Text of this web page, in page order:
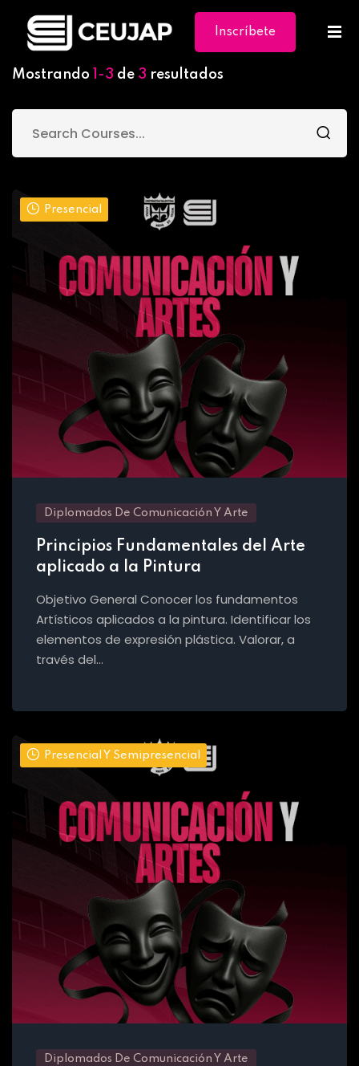
Inscríbete
Mostrando 1-3 de 3 resultados
Presencial
Diplomados De Comunicación Y Arte
Principios Fundamentales del Arte
aplicado a la Pintura
Objetivo General Conocer los fundamentos
Artísticos aplicados a la pintura. Identificar los
elementos de expresión plástica. Valorar, a
través del…
Presencial Y Semipresencial
Diplomados De Comunicación Y Arte